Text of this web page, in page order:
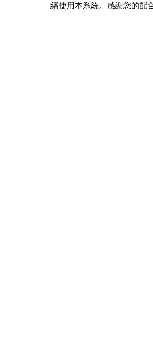
續使用本系統。感謝您的配合